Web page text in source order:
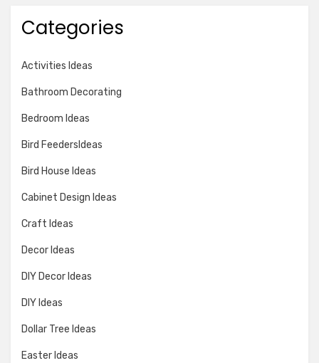
Categories
Activities Ideas
Bathroom Decorating
Bedroom Ideas
Bird FeedersIdeas
Bird House Ideas
Cabinet Design Ideas
Craft Ideas
Decor Ideas
DIY Decor Ideas
DIY Ideas
Dollar Tree Ideas
Easter Ideas